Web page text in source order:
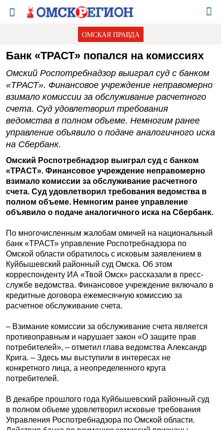
ОМСКАЯ ПРАВДА
Банк «ТРАСТ» попался на комиссиях
Омский Роспотребнадзор выиграл суд с банком
«ТРАСТ». Финансовое учреждение неправомерно
взимало комиссии за обслуживание расчетного
счета. Суд удовлетворил требования
ведомства в полном объеме. Немногим ранее
управление объявило о подаче аналогичного иска
на Сбербанк.
Омский Роспотребнадзор выиграл суд с банком
«ТРАСТ». Финансовое учреждение неправомерно
взимало комиссии за обслуживание расчетного
счета. Суд удовлетворил требования ведомства в
полном объеме. Немногим ранее управление
объявило о подаче аналогичного иска на Сбербанк.
По многочисленным жалобам омичей на национальный
банк «ТРАСТ» управление Роспотребнадзора по
Омской области обратилось с исковым заявлением в
Куйбышевский районный суд Омска. Об этом
корреспонденту ИА «Твой Омск» рассказали в пресс-
службе ведомства. Финансовое учреждение включало в
кредитные договора ежемесячную комиссию за
расчетное обслуживание счета.
– Взимание комиссии за обслуживание счета является
противоправным и нарушает закон «О защите прав
потребителей», – отметил глава ведомства Александр
Крига. – Здесь мы выступили в интересах не
конкретного лица, а неопределенного круга
потребителей.
В декабре прошлого года Куйбышевский районный суд
в полном объеме удовлетворил исковые требования
Управления Роспотребнадзора по Омской области.